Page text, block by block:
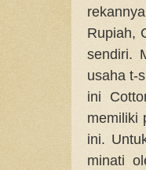
Rupiah,
sendiri.
usaha t-
ini
memiliki
ini.
minati